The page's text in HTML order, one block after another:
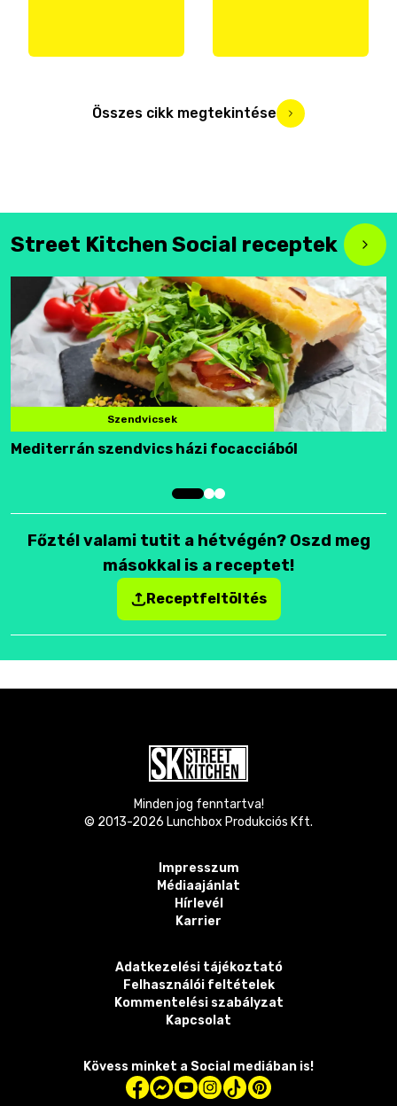
Összes cikk megtekintése
Street Kitchen Social receptek
Szendvicsek
Mediterrán szendvics házi focacciából
Főztél valami tutit a hétvégén? Oszd meg
másokkal is a receptet!
Receptfeltöltés
Minden jog fenntartva!
© 2013-2026 Lunchbox Produkciós Kft.
Impresszum
Médiaajánlat
Hírlevél
Karrier
Adatkezelési tájékoztató
Felhasználói feltételek
Kommentelési szabályzat
Kapcsolat
Kövess minket a Social mediában is!